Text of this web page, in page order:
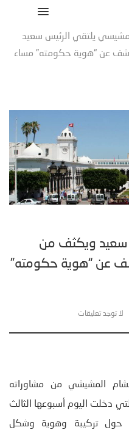
يلتقي الرئيس سعيد
عن “هوية حكومته” مساء
سعيد ويكثف من
عن “هوية حكومته”
لا توجد تعليقات
المشيشي من مشاوراته
دخلت اليوم أسبوعها الثالث
حول تركيبة وهوية وشكل